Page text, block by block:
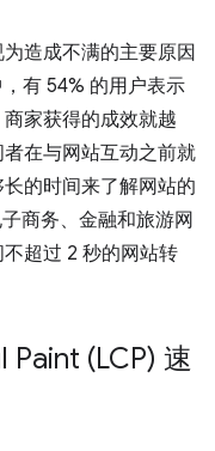
造成不满的主要原因
有 54% 的用户表示
家获得的成效就越
在与网站互动之前就
的时间来了解网站的
商务、金融和旅游网
超过 2 秒的网站转
(LCP) 速